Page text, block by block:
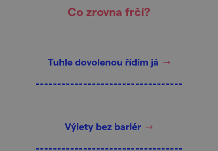
Co zrovna frčí?
Tuhle dovolenou řídím já
Výlety bez bariér